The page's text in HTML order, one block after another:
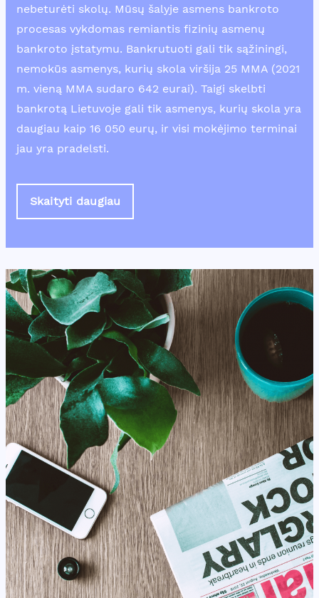
nebeturėti skolų. Mūsų šalyje asmens bankroto
procesas vykdomas remiantis fizinių asmenų
bankroto įstatymu. Bankrutuoti gali tik sąžiningi,
nemokūs asmenys, kurių skola viršija 25 MMA (2021
m. vieną MMA sudaro 642 eurai). Taigi skelbti
bankrotą Lietuvoje gali tik asmenys, kurių skola yra
daugiau kaip 16 050 eurų, ir visi mokėjimo terminai
jau yra pradelsti.
Skaityti daugiau